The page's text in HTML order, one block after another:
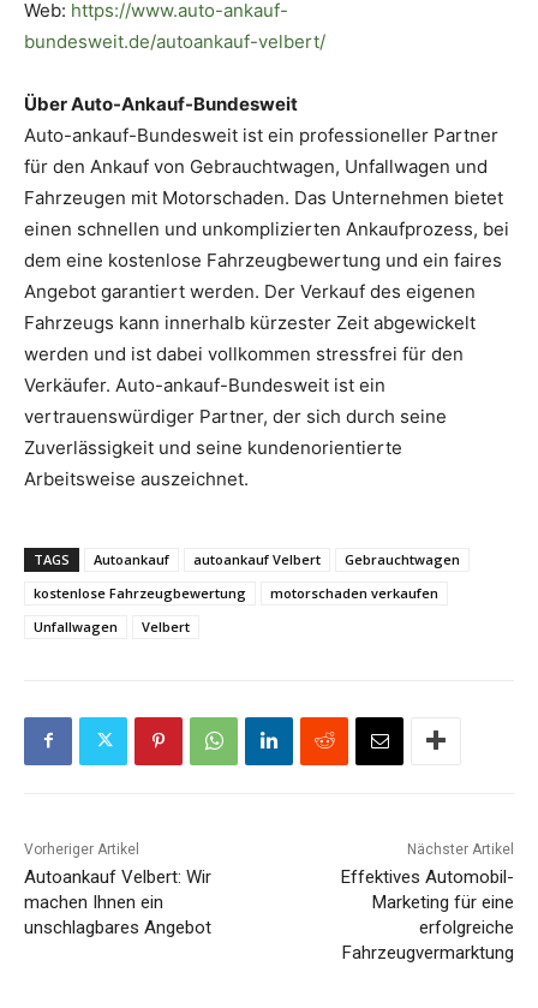
Web: https://www.auto-ankauf-
bundesweit.de/autoankauf-velbert/
Über Auto-Ankauf-Bundesweit
Auto-ankauf-Bundesweit ist ein professioneller Partner
für den Ankauf von Gebrauchtwagen, Unfallwagen und
Fahrzeugen mit Motorschaden. Das Unternehmen bietet
einen schnellen und unkomplizierten Ankaufprozess, bei
dem eine kostenlose Fahrzeugbewertung und ein faires
Angebot garantiert werden. Der Verkauf des eigenen
Fahrzeugs kann innerhalb kürzester Zeit abgewickelt
werden und ist dabei vollkommen stressfrei für den
Verkäufer. Auto-ankauf-Bundesweit ist ein
vertrauenswürdiger Partner, der sich durch seine
Zuverlässigkeit und seine kundenorientierte
Arbeitsweise auszeichnet.
TAGS Autoankauf autoankauf Velbert
Gebrauchtwagen
kostenlose Fahrzeugbewertung
motorschaden verkaufen
Unfallwagen
Velbert
Vorheriger Artikel
Autoankauf Velbert: Wir
machen Ihnen ein
unschlagbares Angebot
Nächster Artikel
Effektives Automobil-
Marketing für eine
erfolgreiche
Fahrzeugvermarktung